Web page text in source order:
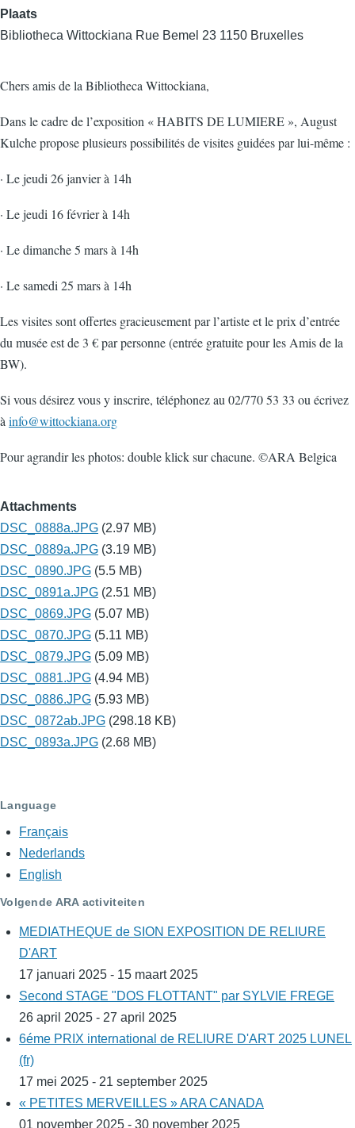
Plaats
Bibliotheca Wittockiana Rue Bemel 23 1150 Bruxelles
Chers amis de la Bibliotheca Wittockiana,
Dans le cadre de l’exposition « HABITS DE LUMIERE », August
Kulche propose plusieurs possibilités de visites guidées par lui-même :
· Le jeudi 26 janvier à 14h
· Le jeudi 16 février à 14h
· Le dimanche 5 mars à 14h
· Le samedi 25 mars à 14h
Les visites sont offertes gracieusement par l’artiste et le prix d’entrée
du musée est de 3 € par personne (entrée gratuite pour les Amis de la
BW).
Si vous désirez vous y inscrire, téléphonez au 02/770 53 33 ou écrivez
à info@wittockiana.org
Pour agrandir les photos: double klick sur chacune. ©ARA Belgica
Attachments
DSC_0888a.JPG (2.97 MB)
DSC_0889a.JPG (3.19 MB)
DSC_0890.JPG (5.5 MB)
DSC_0891a.JPG (2.51 MB)
DSC_0869.JPG (5.07 MB)
DSC_0870.JPG (5.11 MB)
DSC_0879.JPG (5.09 MB)
DSC_0881.JPG (4.94 MB)
DSC_0886.JPG (5.93 MB)
DSC_0872ab.JPG (298.18 KB)
DSC_0893a.JPG (2.68 MB)
Language
Français
Nederlands
English
Volgende ARA activiteiten
MEDIATHEQUE de SION EXPOSITION DE RELIURE
D'ART
17 januari 2025 - 15 maart 2025
Second STAGE "DOS FLOTTANT" par SYLVIE FREGE
26 april 2025 - 27 april 2025
6éme PRIX international de RELIURE D'ART 2025 LUNEL
(fr)
17 mei 2025 - 21 september 2025
« PETITES MERVEILLES » ARA CANADA
01 november 2025 - 30 november 2025